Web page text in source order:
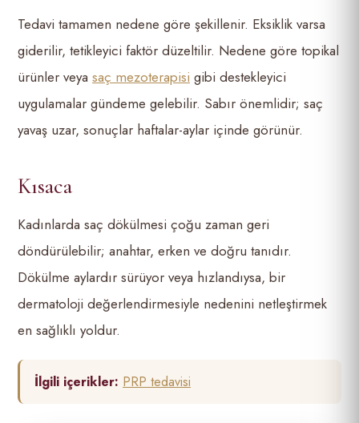
Tedavi tamamen nedene göre şekillenir. Eksiklik varsa
giderilir, tetikleyici faktör düzeltilir. Nedene göre topikal
ürünler veya saç mezoterapisi gibi destekleyici
uygulamalar gündeme gelebilir. Sabır önemlidir; saç
yavaş uzar, sonuçlar haftalar-aylar içinde görünür.
Kısaca
Kadınlarda saç dökülmesi çoğu zaman geri
döndürülebilir; anahtar, erken ve doğru tanıdır.
Dökülme aylardır sürüyor veya hızlandıysa, bir
dermatoloji değerlendirmesiyle nedenini netleştirmek
en sağlıklı yoldur.
İlgili içerikler: PRP tedavisi